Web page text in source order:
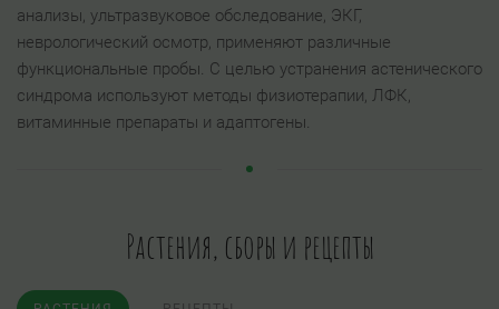
анализы, ультразвуковое обследование, ЭКГ,
неврологический осмотр, применяют различные
функциональные пробы. С целью устранения астенического
синдрома используют методы физиотерапии, ЛФК,
витаминные препараты и адаптогены.
Растения, сборы и рецепты